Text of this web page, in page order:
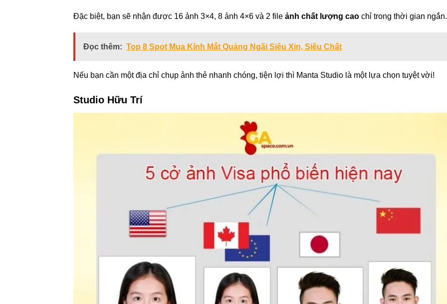
Đặc biệt, bạn sẽ nhận được 16 ảnh 3×4, 8 ảnh 4×6 và 2 file ảnh chất lượng cao chỉ trong thời gian ngắn.
Đọc thêm: Top 8 Spot Mua Kính Mắt Quảng Ngãi Siêu Xịn, Siêu Chất
Nếu bạn cần một địa chỉ chụp ảnh thẻ nhanh chóng, tiện lợi thì Manta Studio là một lựa chọn tuyệt vời!
Studio Hữu Trí